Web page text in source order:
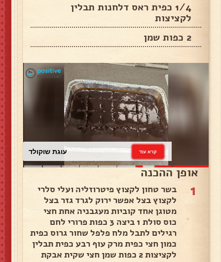
1/4 כפית ראס דלחנות תבלין
לקציצות
2 כפות שמן
עוגת שוקולד קרא עוד
אופן ההכנה
1
בשר טחון לקצוץ פיטרוזליה ועלי סלרי
לקצוץ בצל אפשר ירוק לגרד גזר בצל
מטוגן אחד קוביות מעגבניה אחת חצי
כוס סולת 1 ביצה 3 כפות פרורי לחם
רגילים לתבל מלח פלפל שחור גרוס כפית
כמון חצי כפית מרק עוף רבע כפית תבלין
לקציצות 2 כפות שמן חצי שקית אבקת